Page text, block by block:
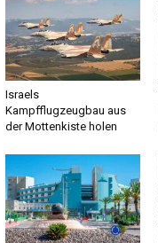
Israels
Kampfflugzeugbau aus
der Mottenkiste holen